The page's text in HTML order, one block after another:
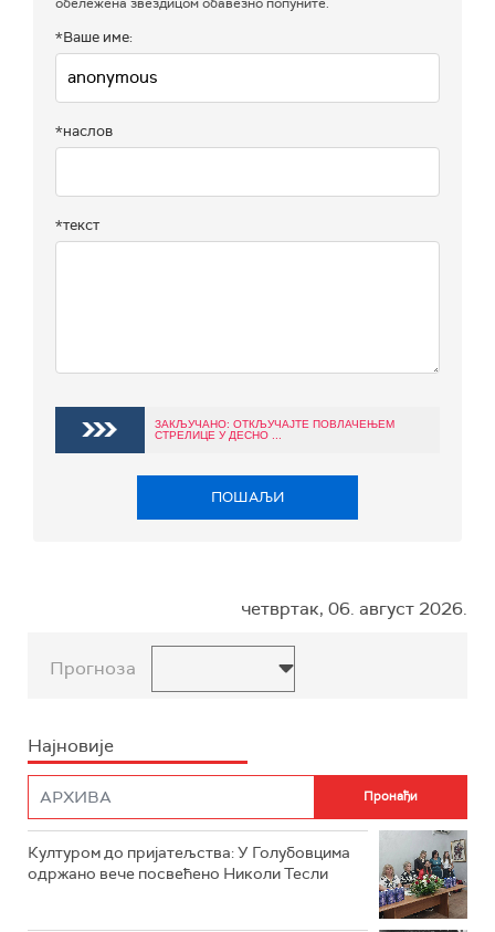
*Ваше име:
*наслов
*текст
ЗАКЉУЧАНО: ОТКЉУЧАЈТЕ ПОВЛАЧЕЊЕМ
СТРЕЛИЦЕ У ДЕСНО ...
ПОШАЉИ
четвртак, 06. август 2026.
Прогноза
Најновије
Културом до пријатељства: У Голубовцима
одржано вече посвећено Николи Тесли